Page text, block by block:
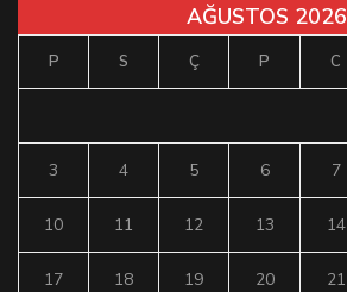
AĞUSTOS 2026
P S Ç P C
3 4 5 6 7
10 11 12 13 14
17 18 19 20 21